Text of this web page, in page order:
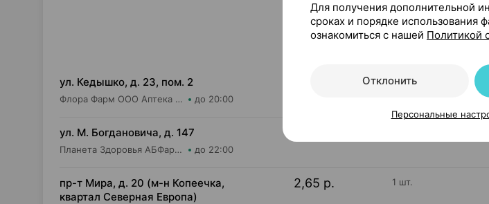
На карте
ул. Кедышко, д. 23, пом. 2
Флора Фарм ООО Аптека №21 до 20:00
3 шт.
ул. М. Богдановича, д. 147
Планета Здоровья АБФармация ИООО Косметический магазин №4 до 22:00
пр-т Мира, д. 20 (м-н Копеечка,
квартал Северная Европа)
2,65 р. 1 шт.
Для получения дополнительной
сроках и порядке использования
ознакомиться с нашей Политикой
Отклонить
Персональные